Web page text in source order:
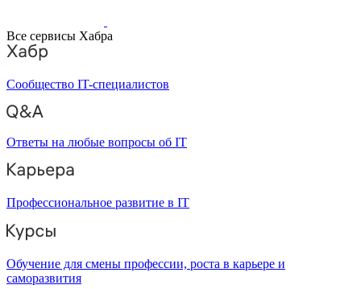
Все сервисы Хабра
Сообщество IT-специалистов
Ответы на любые вопросы об IT
Профессиональное развитие в IT
Обучение для смены профессии, роста в карьере и
саморазвития